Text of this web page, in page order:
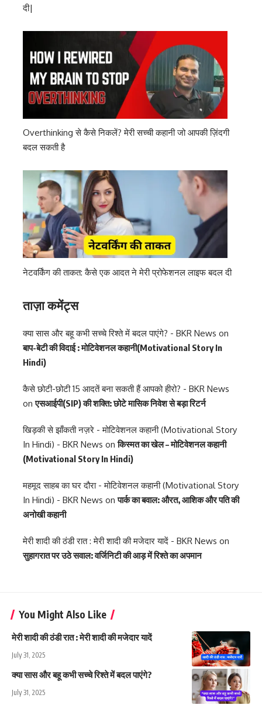
दी|
Overthinking से कैसे निकलें? मेरी सच्ची कहानी जो आपकी ज़िंदगी
बदल सकती है
नेटवर्किंग की ताकत: कैसे एक आदत ने मेरी प्रोफेशनल लाइफ बदल दी
ताज़ा कमेंट्स
क्या सास और बहू कभी सच्चे रिश्ते में बदल पाएंगे? - BKR News on
बाप-बेटी की विदाई : मोटिवेशनल कहानी(Motivational Story In
Hindi)
कैसे छोटी-छोटी 15 आदतें बना सकती हैं आपको हीरो? - BKR News
onएसआईपी(SIP) की शक्ति: छोटे मासिक निवेश से बड़ा रिटर्न
खिड़की से झाँकती नज़रे - मोटिवेशनल कहानी (Motivational Story
In Hindi) - BKR News onकिस्मत का खेल – मोटिवेशनल कहानी
(Motivational Story In Hindi)
महमूद साहब का घर दौरा - मोटिवेशनल कहानी (Motivational Story
In Hindi) - BKR News onपार्क का बवाल: औरत, आशिक और पति की
अनोखी कहानी
मेरी शादी की ठंडी रात : मेरी शादी की मजेदार यादें - BKR News on
सुहागरात पर उठे सवाल: वर्जिनिटी की आड़ में रिश्ते का अपमान
You Might Also Like
मेरी शादी की ठंडी रात : मेरी शादी की मजेदार यादें
July 31, 2025
क्या सास और बहू कभी सच्चे रिश्ते में बदल पाएंगे?
July 31, 2025